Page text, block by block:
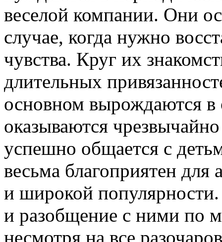
веселой компании. Они
случае, когда нужно
чувства. Круг их
длительных
основном вырождаются в
оказываются
успешно общается с
весьма благоприятен
и широкой
и разобщение с ними по
несмотря на все